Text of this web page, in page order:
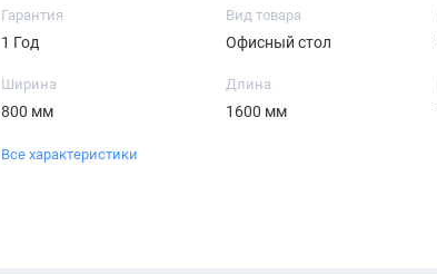
Гарантия
1 Год
Вид товара
Офисный стол
Ширина
800 мм
Длина
1600 мм
Все характеристики